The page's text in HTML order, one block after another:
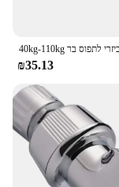
₪35.13